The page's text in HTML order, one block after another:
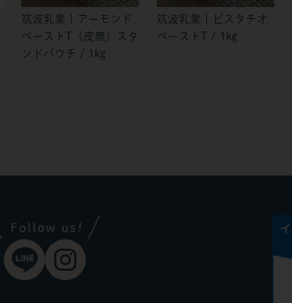
筑波乳業 | アーモンド
ペーストT（皮無）スタ
ンドパウチ / 1kg
筑波乳業 | ピスタチオ
ペーストT / 1kg